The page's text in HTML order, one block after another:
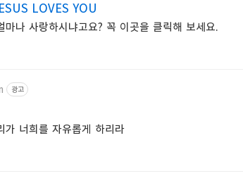
LOVES YOU
나 사랑하시냐고요? 꼭 이곳을 클릭해 보세요.
광고
가 너희를 자유롭게 하리라